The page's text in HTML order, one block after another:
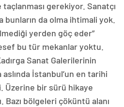
taçlanması gerekiyor. Sanatçı
bunların da olma ihtimali yok.
yerden göç eder”
bu tür mekanlar yoktu.
Sanat Galerilerinin
İstanbul’un en tarihi
Üzerine bir sürü hikaye
Bazı bölgeleri çöküntü alanı